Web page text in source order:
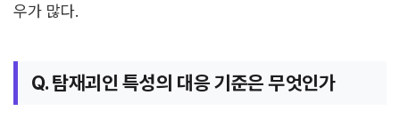
우가 많다.
Q. 탐재괴인 특성의 대응 기준은 무엇인가